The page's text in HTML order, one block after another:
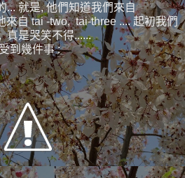
... 就是, 他們知道我們來自
來自 tai -two, tai-three .... 起初我們
真是哭笑不得......
到幾件事 :